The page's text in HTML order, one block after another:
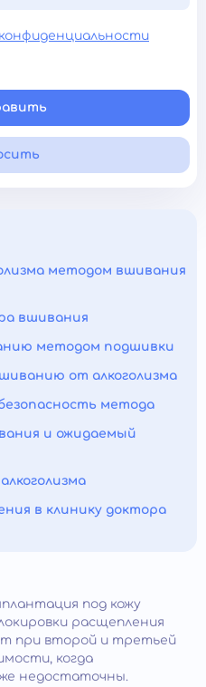
методом вшивания
вшивания
методом подшивки
от алкоголизма
метода
и ожидаемый
в клинику доктора
под кожу
расщепления
при второй и третьей
когда
недостаточны.